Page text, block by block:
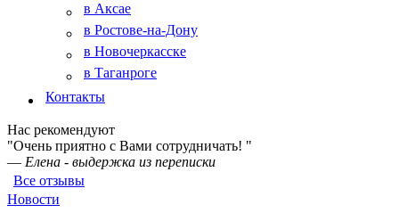
в Аксае
в Ростове-на-Дону
в Новочеркасске
в Таганроге
Контакты
Нас рекомендуют
"Очень приятно с Вами сотрудничать! "
— Елена - выдержка из переписки
Все отзывы
Новости